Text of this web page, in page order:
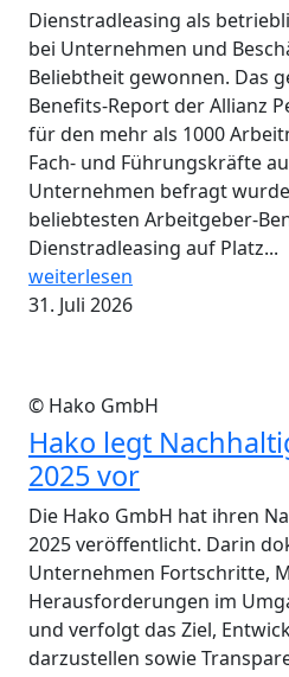
Dienstradleasing als
bei Unternehmen und
Beliebtheit gewonnen. Das
Benefits-Report der Allianz
für den mehr als 1000
Fach- und Führungskräfte
Unternehmen befragt
beliebtesten Arbeitgeber-
Dienstradleasing auf Platz...
weiterlesen
31. Juli 2026
© Hako GmbH
Hako legt
2025 vor
Die Hako GmbH hat ihren
2025 veröffentlicht. Darin
Unternehmen Fortschritte,
Herausforderungen im
und verfolgt das Ziel,
darzustellen sowie